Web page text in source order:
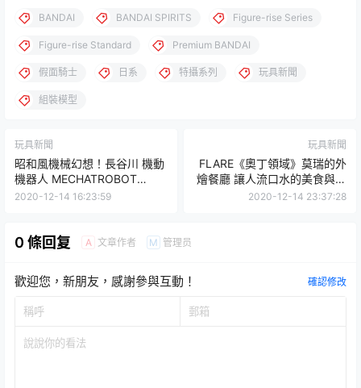
BANDAI BANDAI SPIRITS Figure-rise Series
Figure-rise Standard Premium BANDAI
假面騎士 日系 特攝系列 玩具新聞
組裝模型
玩具新聞
昭和風機械幻想！長谷川 機動
機器人 MECHATROBOT
CHUBU 01
2020-12-14 16:23:59
玩具新聞
FLARE《奧丁領域》莫瑞的外
燴餐廳 讓人流口水的美食與廚
具立體化！
2020-12-14 23:37:28
0 條回复 A 文章作者 M 管理员
歡迎您，新朋友，感謝參與互動！ 確認修改